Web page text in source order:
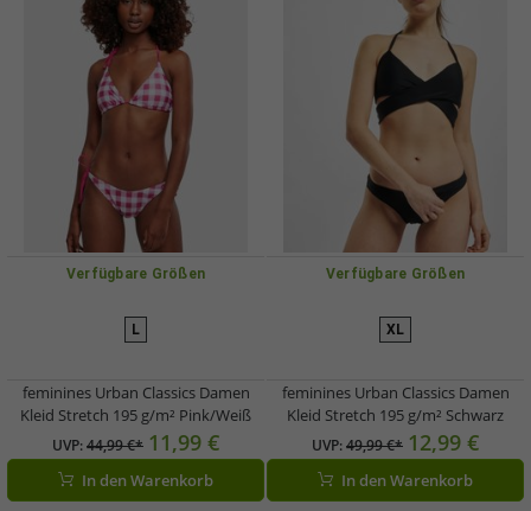
Verfügbare Größen
L
feminines Urban Classics Damen
Kleid Stretch 195 g/m² Pink/Weiß
UVP:44,99 €* 11,99 €
In den Warenkorb
Verfügbare Größen
XL
feminines Urban Classics Damen
Kleid Stretch 195 g/m² Schwarz
UVP:49,99 €* 12,99 €
In den Warenkorb